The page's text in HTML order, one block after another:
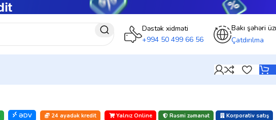
Dəstək xidməti
+994 50 499 66 56
Bakı şəhəri
Çatdırılma
ƏDV 24 ayadək kredit Yalnız Online Rəsmi zəmanət Korporativ satış